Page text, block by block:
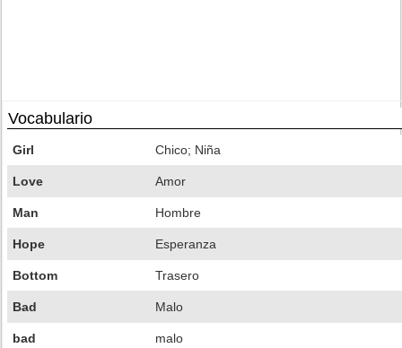
Vocabulario
Girl Chico; Niña
Love Amor
Man Hombre
Hope Esperanza
Bottom Trasero
Bad Malo
bad malo